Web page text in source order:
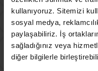
kullanıyoruz. Sitemizi
sosyal medya,
paylaşabiliriz. İş
sağladığınız veya
diğer bilgilerle
Otomatik ses seviyesi
Birlikte verilen USB
kullanabilir miyim?